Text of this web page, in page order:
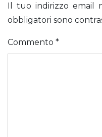
Il tuo indirizzo email
obbligatori sono
Commento *